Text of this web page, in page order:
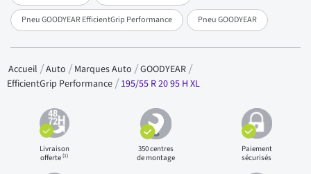
Pneu GOODYEAR EfficientGrip Performance Pneu GOODYEAR
Accueil Auto Marques Auto
GOODYEAR
EfficientGrip Performance
195/55 R 20 95 H XL
Livraison
offerte(1)
350 centres
de montage
Paiement
sécurisés